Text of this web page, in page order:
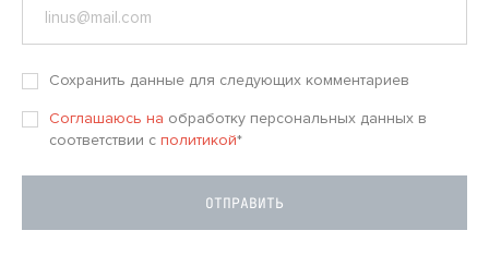
Сохранить данные для следующих комментариев
Соглашаюсь на обработку персональных данных в
соответствии сполитикой*